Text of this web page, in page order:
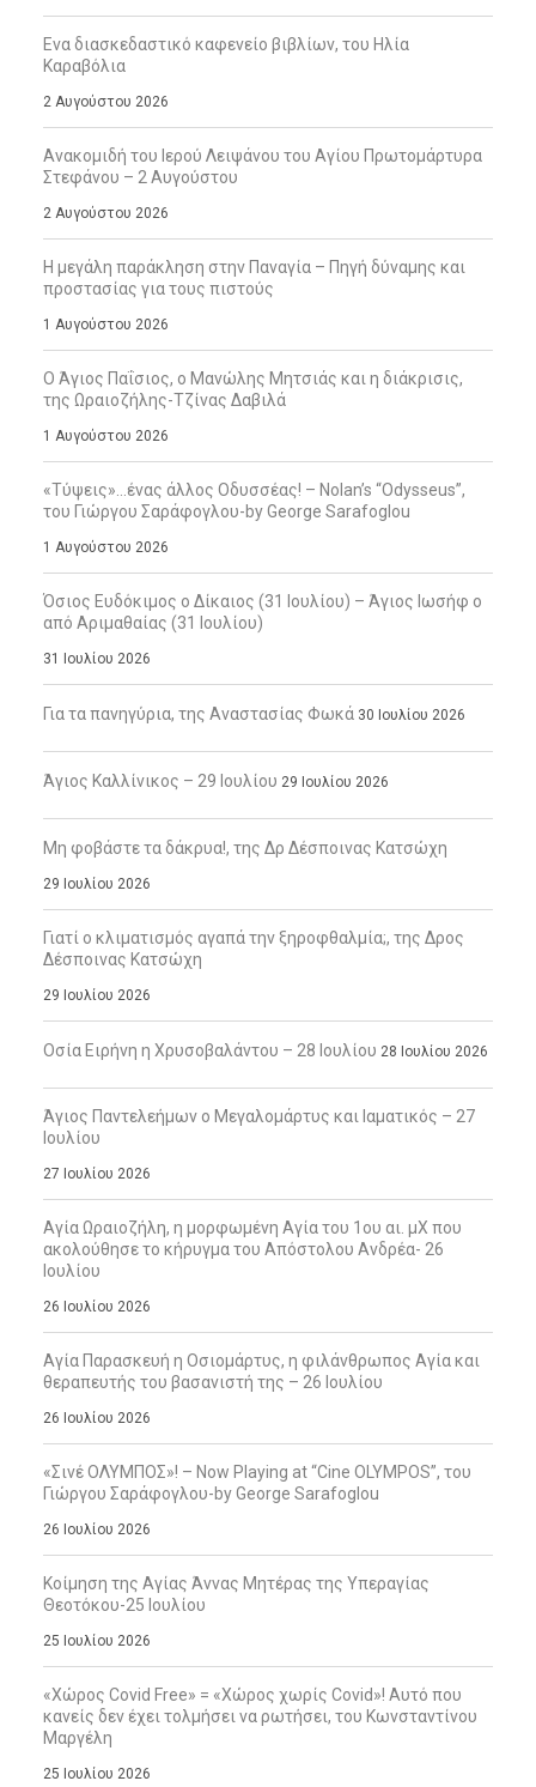
Ενα διασκεδαστικό καφενείο βιβλίων, του Ηλία
Καραβόλια
2 Αυγούστου 2026
Ανακομιδή του Ιερού Λειψάνου του Αγίου Πρωτομάρτυρα
Στεφάνου – 2 Αυγούστου
2 Αυγούστου 2026
Η μεγάλη παράκληση στην Παναγία – Πηγή δύναμης και
προστασίας για τους πιστούς
1 Αυγούστου 2026
Ο Άγιος Παΐσιος, ο Μανώλης Μητσιάς και η διάκρισις,
της Ωραιοζήλης-Τζίνας Δαβιλά
1 Αυγούστου 2026
«Τύψεις»…ένας άλλος Οδυσσέας! – Nolan’s “Odysseus”,
του Γιώργου Σαράφογλου-by George Sarafoglou
1 Αυγούστου 2026
Όσιος Ευδόκιμος ο Δίκαιος (31 Ιουλίου) – Άγιος Ιωσήφ ο
από Αριμαθαίας (31 Ιουλίου)
31 Ιουλίου 2026
Για τα πανηγύρια, της Αναστασίας Φωκά 30 Ιουλίου 2026
Άγιος Καλλίνικος – 29 Ιουλίου 29 Ιουλίου 2026
Μη φοβάστε τα δάκρυα!, της Δρ Δέσποινας Κατσώχη
29 Ιουλίου 2026
Γιατί ο κλιματισμός αγαπά την ξηροφθαλμία;, της Δρος
Δέσποινας Κατσώχη
29 Ιουλίου 2026
Οσία Ειρήνη η Χρυσοβαλάντου – 28 Ιουλίου 28 Ιουλίου 2026
Άγιος Παντελεήμων ο Μεγαλομάρτυς και Ιαματικός – 27
Ιουλίου
27 Ιουλίου 2026
Αγία Ωραιοζήλη, η μορφωμένη Αγία του 1ου αι. μΧ που
ακολούθησε το κήρυγμα του Απόστολου Ανδρέα- 26
Ιουλίου
26 Ιουλίου 2026
Αγία Παρασκευή η Οσιομάρτυς, η φιλάνθρωπος Αγία και
θεραπευτής του βασανιστή της – 26 Ιουλίου
26 Ιουλίου 2026
«Σινέ ΟΛΥΜΠΟΣ»! – Now Playing at “Cine OLYMPOS”, του
Γιώργου Σαράφογλου-by George Sarafoglou
26 Ιουλίου 2026
Κοίμηση της Αγίας Άννας Μητέρας της Υπεραγίας
Θεοτόκου-25 Ιουλίου
25 Ιουλίου 2026
«Χώρος Covid Free» = «Χώρος χωρίς Covid»! Αυτό που
κανείς δεν έχει τολμήσει να ρωτήσει, του Κωνσταντίνου
Μαργέλη
25 Ιουλίου 2026